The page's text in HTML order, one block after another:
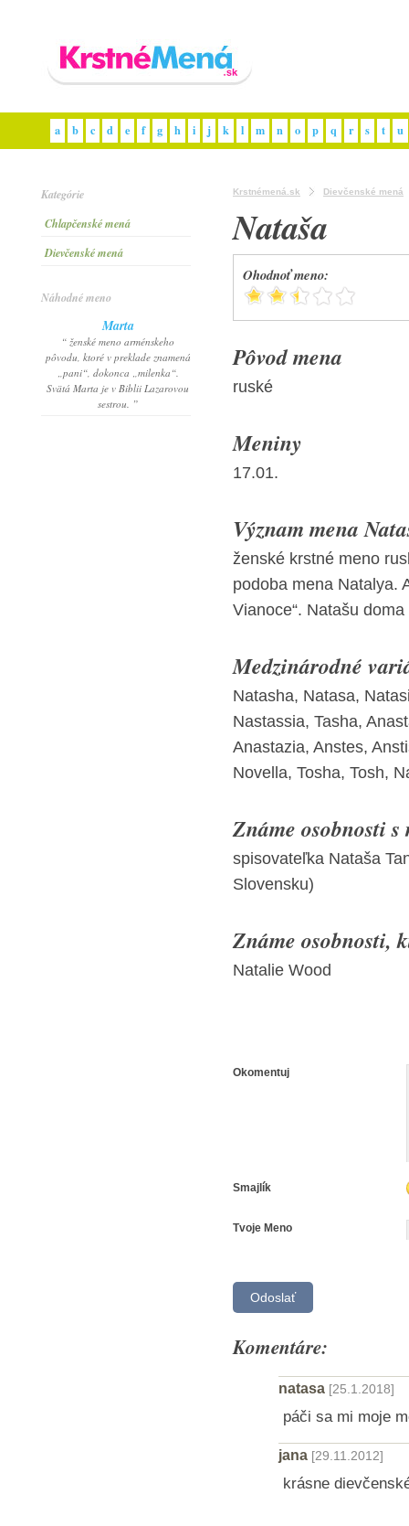
a b c d e f g h i j k l m n o p q r s t u
Kategórie
Chlapčenské mená
Dievčenské mená
Náhodné meno
Marta
“ ženské meno arménskeho
pôvodu, ktoré v preklade znamená
„pani“, dokonca „milenka“.
Svätá Marta je v Biblii Lazarovou
sestrou. ”
Krstnémená.sk Dievčenské mená
Nataša
Ohodnoť meno:
Pôvod mena
ruské
Meniny
17.01.
Význam mena
ženské krstné meno
podoba mena Natalya.
Vianoce“. Natašu
Medzinárodné
Natasha, Natasa,
Nastassia, Tasha,
Anastazia, Anstes,
Novella, Tosha, Tosh,
Známe osobnosti
spisovateľka Nataša
Slovensku)
Známe osobnosti,
Natalie Wood
Okomentuj
Smajlík
Tvoje Meno
Komentáre:
natasa [25.1.2018]
páči sa mi moje
jana [29.11.2012]
krásne